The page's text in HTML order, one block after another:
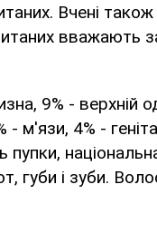
Вчені
вважають
9% - верхній
4% -
губи і зуби.